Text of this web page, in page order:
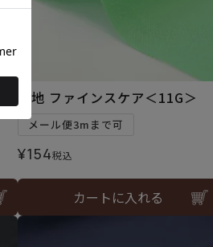
生地 ファインスケア＜11G＞
メール便3mまで可
¥154税込
カートに入れる